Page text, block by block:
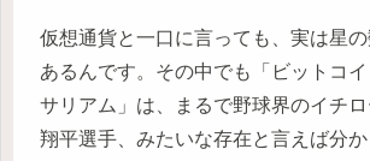
仮想通貨と一口に言っても、実は星
あるんです。その中でも「ビットコ
サリアム」は、まるで野球界のイチ
翔平選手、みたいな存在と言えば分